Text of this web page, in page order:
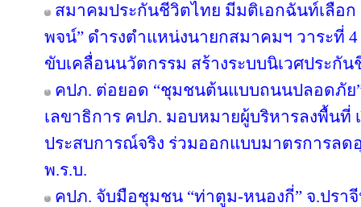
สมาคมประกันชีวิตไทย มีมติเอกฉันท์เลือ
พจน์” ดำรงตำแหน่งนายกสมาคมฯ วาระที่
ขับเคลื่อนนวัตกรรม สร้างระบบนิเวศประกัน
คปภ. ต่อยอด “ชุมชนต้นแบบถนนปลอดภัย
เลขาธิการ คปภ. มอบหมายผู้บริหารลงพื้นที่
ประสบการณ์จริง ร่วมออกแบบมาตรการลด
พ.ร.บ.
คปภ. จับมือชุมชน “ท่าตูม-หนองกี่” จ.ปรา